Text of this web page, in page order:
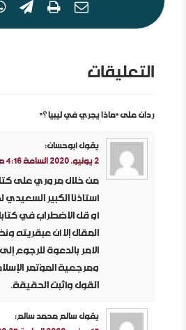
التعليقات
ردان على “ماذا يجري في ليبيا ؟”
يقولأبوحسان:
2 يونيو، 2020 الساعة 4:16 م
من خلال مروري على
أستاذنا الكبير
أو قل الاضطراب في
المقال إلا أن عبقريته
الأمر بالدعوة للرجوع
ومرجعية المؤتمر
القول وأثبت الحقيقة.
يقولسالم محمد سالم: